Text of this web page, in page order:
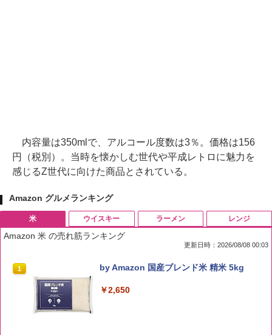
内容量は350mlで、アルコール度数は3％。価格は156
円（税別）。当時を懐かしむ世代や平成レトロに魅力を
感じるZ世代に向けた商品とされている。
Amazon グルメランキング
米
Amazon 米 の売れ筋ランキング
更新日時：2026/08/08 00:03
1 by Amazon 国産ブレンド米 精米 5kg
￥2,650
ウイスキー ラーメン レンジ